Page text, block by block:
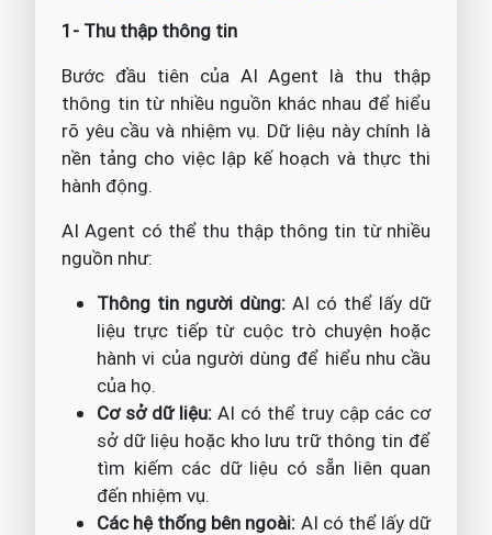
1- Thu thập thông tin
Bước đầu tiên của AI Agent là thu thập
thông tin từ nhiều nguồn khác nhau để hiểu
rõ yêu cầu và nhiệm vụ. Dữ liệu này chính là
nền tảng cho việc lập kế hoạch và thực thi
hành động.
AI Agent có thể thu thập thông tin từ nhiều
nguồn như:
Thông tin người dùng: AI có thể lấy dữ
liệu trực tiếp từ cuộc trò chuyện hoặc
hành vi của người dùng để hiểu nhu cầu
của họ.
Cơ sở dữ liệu: AI có thể truy cập các cơ
sở dữ liệu hoặc kho lưu trữ thông tin để
tìm kiếm các dữ liệu có sẵn liên quan
đến nhiệm vụ.
Các hệ thống bên ngoài: AI có thể lấy dữ